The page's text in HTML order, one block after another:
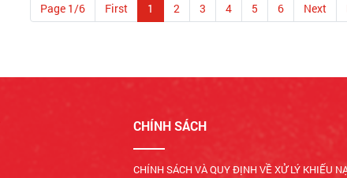
Page 1/6 First 1 2 3 4 5 6 Next
CHÍNH SÁCH
CHÍNH SÁCH VÀ QUY ĐỊNH VỀ XỬ LÝ KHIẾU